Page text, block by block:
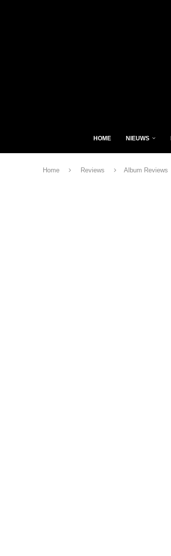
HOME NIEUWS
Home Reviews Album Reviews